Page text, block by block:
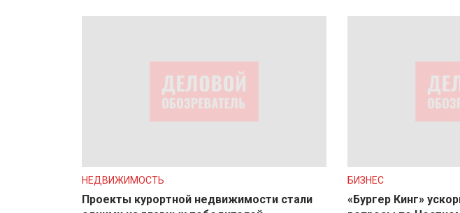
НЕДВИЖИМОСТЬ
Проекты курортной недвижимости стали
БИЗНЕС
«Бургер Кинг»